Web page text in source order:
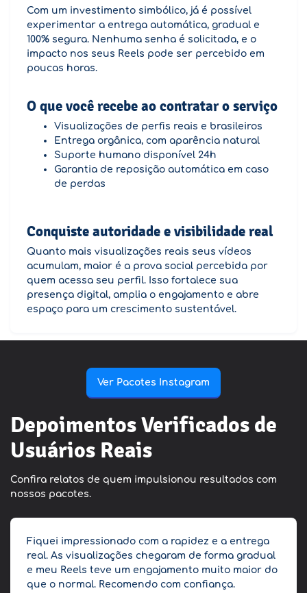
Com um investimento simbólico, já é possível
experimentar a entrega automática, gradual e
100% segura. Nenhuma senha é solicitada, e o
impacto nos seus Reels pode ser percebido em
poucas horas.
O que você recebe ao contratar o serviço
Visualizações de perfis reais e brasileiros
Entrega orgânica, com aparência natural
Suporte humano disponível 24h
Garantia de reposição automática em caso
de perdas
Conquiste autoridade e visibilidade real
Quanto mais visualizações reais seus vídeos
acumulam, maior é a prova social percebida por
quem acessa seu perfil. Isso fortalece sua
presença digital, amplia o engajamento e abre
espaço para um crescimento sustentável.
Ver Pacotes Instagram
Depoimentos Verificados de
Usuários Reais
Confira relatos de quem impulsionou resultados com
nossos pacotes.
Fiquei impressionado com a rapidez e a entrega
real. As visualizações chegaram de forma gradual
e meu Reels teve um engajamento muito maior do
que o normal. Recomendo com confiança.